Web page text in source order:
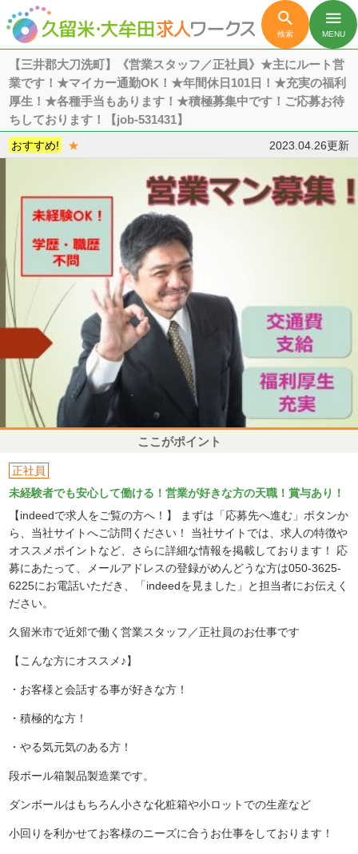

検索
menu
MENU
【三井郡大刀洗町】《営業スタッフ／正社員》★主にルート営
業です！★マイカー通勤OK！★年間休日101日！★充実の福利
厚生！★各種手当もあります！★積極募集中です！ご応募お待
ちしております！【job-531431】
おすすめ! ★ 2023.04.26更新
ここがポイント
正社員
未経験者でも安心して働ける！営業が好きな方の天職！賞与あり！
【indeedで求人をご覧の方へ！】 まずは「応募先へ進む」ボタンか
ら、当社サイトへご訪問ください！ 当社サイトでは、求人の特徴や
オススメポイントなど、さらに詳細な情報を掲載しております！ 応
募にあたって、メールアドレスの登録がめんどうな方は050-3625-
6225にお電話いただき、「indeedを見ました」と担当者にお伝えく
ださい。
久留米市で近郊で働く営業スタッフ／正社員のお仕事です
【こんな方にオススメ♪】
・お客様と会話する事が好きな方！
・積極的な方！
・やる気元気のある方！
段ボール箱製品製造業です。
ダンボールはもちろん小さな化粧箱や小ロットでの生産など
小回りを利かせてお客様のニーズに合うお仕事をしております！